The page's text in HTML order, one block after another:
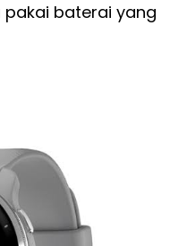
baterai yang